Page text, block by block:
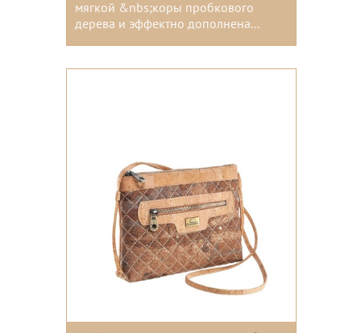
мягкой &nbs;коры пробкового
дерева и эффектно дополнена...
Цвета: